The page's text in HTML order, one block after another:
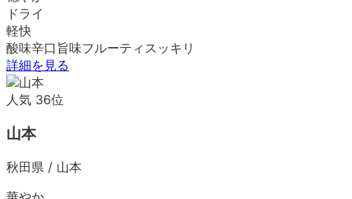
ドライ
軽快
酸味辛口 旨味フルーティ スッキリ
詳細を見る
人気 36位
山本
秋田県 / 山本